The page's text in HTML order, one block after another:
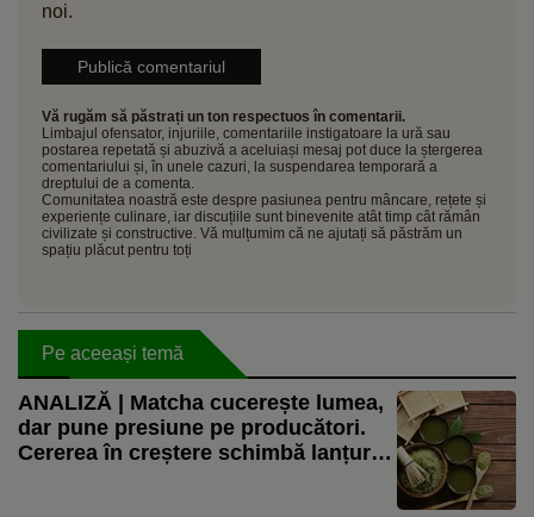
noi.
Vă rugăm să păstrați un ton respectuos în comentarii.
Limbajul ofensator, injuriile, comentariile instigatoare la ură sau
postarea repetată și abuzivă a aceluiași mesaj pot duce la ștergerea
comentariului și, în unele cazuri, la suspendarea temporară a
dreptului de a comenta.
Comunitatea noastră este despre pasiunea pentru mâncare, rețete și
experiențe culinare, iar discuțiile sunt binevenite atât timp cât rămân
civilizate și constructive. Vă mulțumim că ne ajutați să păstrăm un
spațiu plăcut pentru toți
Pe aceeași temă
ANALIZĂ | Matcha cucerește lumea,
dar pune presiune pe producători.
Cererea în creștere schimbă lanțurile